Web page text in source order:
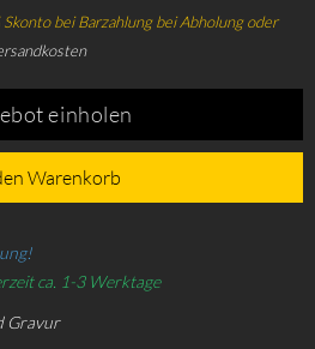
bei Barzahlung bei Abholung oder
einholen
Warenkorb
ca. 1-3 Werktage
Gravur